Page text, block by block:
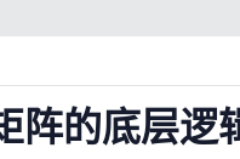
阵的底层逻